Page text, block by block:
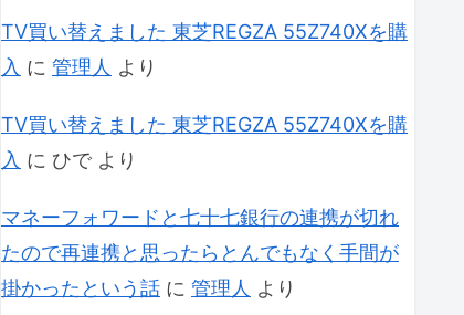
TV買い替えました 東芝REGZA 55Z740Xを購
入 に 管理人 より
TV買い替えました 東芝REGZA 55Z740Xを購
入 に ひでより
マネーフォワードと七十七銀行の連携が切れ
たので再連携と思ったらとんでもなく手間が
掛かったという話 に 管理人 より